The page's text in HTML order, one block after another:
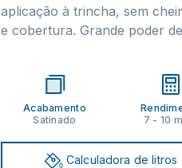
aplicação à trincha, sem
e cobertura. Grande poder
Acabamento
Satinado
7 - 10
Calculadora de litros